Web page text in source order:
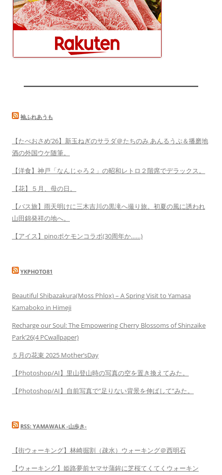
袖ふれあうも
【たべおさめ’26】新玉ねぎのサラダ＠たちのみ あんるうぷ＆播磨地
酒の外国ウケ随筆。
【洋食】神戸「なんじゃろ２」の昭和レトロ２階席でデラックス。
【花】５月、母の日。
【バス旅】雨天明けに三木吉川の黒滝へ撮り旅。初夏の風に誘われ
山田錦発祥の地へ。
【アイス】pinoポケモンコラボ(30周年か……)
YKPHOTO81
Beautiful Shibazakura(Moss Phlox) – A Spring Visit to Yamasa
Kamaboko in Himeji
Recharge our Soul: The Empowering Cherry Blossoms of Shinzaike
Park’26(4 PCwallpaper)
５月の花束 2025 Mother’sDay
【Photoshop/AI】里山登山時の写真の空を置き換えてみた。
【Photoshop/AI】自前写真で”足りない背景を伸ばして”みた。
RSS: YAMAWALK -山歩き-
【街ウォーキング】林崎掘割（疎水）ウォーキング＠西明石
【ウォーキング】姫路夢前ヤマサ蒲鉾に芝桜てくてくウォーキン